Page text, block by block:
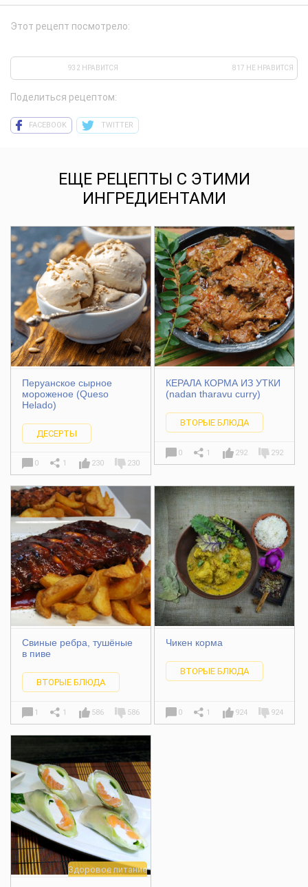
Этот рецепт посмотрело:
932 НРАВИТСЯ 817 НЕ НРАВИТСЯ
Поделиться рецептом:
FACEBOOK TWITTER
ЕЩЕ РЕЦЕПТЫ С ЭТИМИ
ИНГРЕДИЕНТАМИ
Перуанское сырное
мороженое (Queso
Helado)
ДЕСЕРТЫ
0 1 230 230
КЕРАЛА КОРМА ИЗ УТКИ
(nadan tharavu curry)
ВТОРЫЕ БЛЮДА
0 1 292 292
Свиные ребра, тушёные
в пиве
ВТОРЫЕ БЛЮДА
1 1 586 586
Чикен корма
ВТОРЫЕ БЛЮДА
0 1 924 924
Здоровое питание